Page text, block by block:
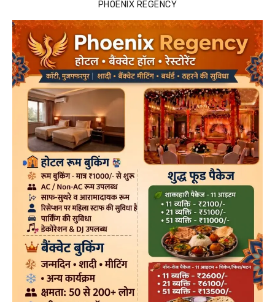
PHOENIX REGENCY